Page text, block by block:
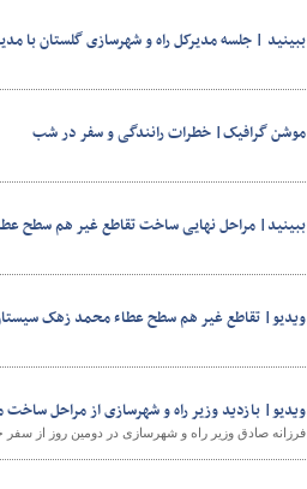
ببینید | جلسه مدیرکل راه و شهرسازی گلستان با
موشن گرافیک| خطرات رانندگی و سفر در شب
ببینید| مراحل نهایی ساخت تقاطع غیر هم سطح
ویدیو| تقاطع غیر هم سطح عطاء محمد زهک
ویدیو| بازدید وزیر راه و شهرسازی از مراحل ساخت
فرزانه صادق وزیر راه و شهرسازی در دومین روز از سفر